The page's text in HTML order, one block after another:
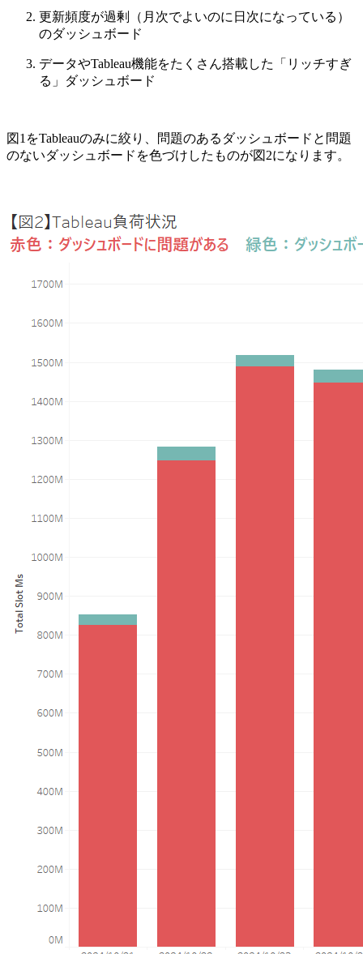
更新頻度が過剰（月次でよいのに日次になっている）
のダッシュボード
データやTableau機能をたくさん搭載した「リッチすぎ
る」ダッシュボード
図1をTableauのみに絞り、問題のあるダッシュボードと問題
のないダッシュボードを色づけしたものが図2になります。